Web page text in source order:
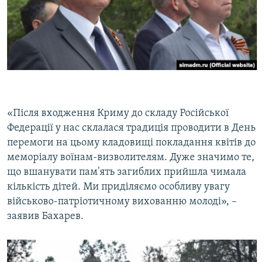
«Після входження Криму до складу Російської
Федерації у нас склалася традиція проводити в День
перемоги на цьому кладовищі покладання квітів до
меморіалу воїнам-визволителям. Дуже значимо те,
що вшанувати пам'ять загиблих прийшла чимала
кількість дітей. Ми приділяємо особливу увагу
військово-патріотичному вихованню молоді», –
заявив Бахарев.